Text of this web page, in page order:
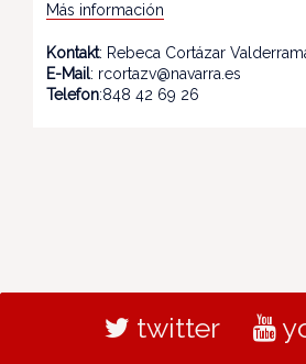
Más información
Kontakt: Rebeca Cortázar
E-Mail: rcortazv@navarra.es
Telefon:848 42 69 26
twitter